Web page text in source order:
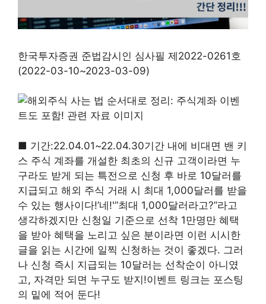
한국투자증권 준법감시인 심사필 제2022-0261호
(2022-03-10~2023-03-09)
■ 기간:22.04.01~22.04.30기간 내에 비대면 밴 키
스 주식 계좌를 개설한 최초의 신규 고객이라면 누
구라도 받게 되는 특전으로 신청 후 바로 10달러를
지급되고 해외 주식 거래 시 최대 1,000달러를 받을
수 있는 행사이다!’네!'”최대 1,000달러라고?”라고
생각하겠지만 신청일 기준으로 선착 1만명만 혜택
을 받아 혜택을 노리고 싶은 분이라면 이런 시시한
글을 읽는 시간에 일찍 신청하는 것이 좋겠다. 그러
나 신청 즉시 지급되는 10달러는 선착순이 아니였
고, 자격만 되면 누구도 받지!이벤트 링크는 포스팅
의 밑에 적어 둔다!